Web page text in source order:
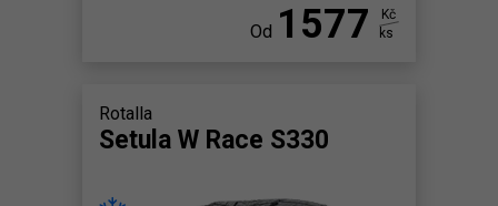
Od 1577
Kč
ks
Rotalla
Setula W Race S330